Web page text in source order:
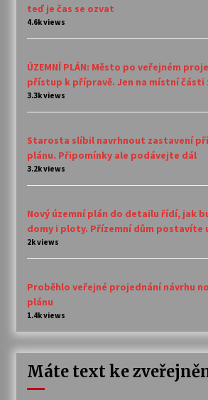
teď je čas se ozvat
4.6k views
ÚZEMNÍ PLÁN: Město po veřejném
přístup k přípravě. Jen na místní části
3.3k views
Starosta slíbil navrhnout zastavení
plánu. Připomínky ale podávejte dál
3.2k views
Nový územní plán do detailu řídí, jak
domy i ploty. Přízemní dům postavíte
2k views
Proběhlo veřejné projednání návrhu
plánu
1.4k views
Máte text ke